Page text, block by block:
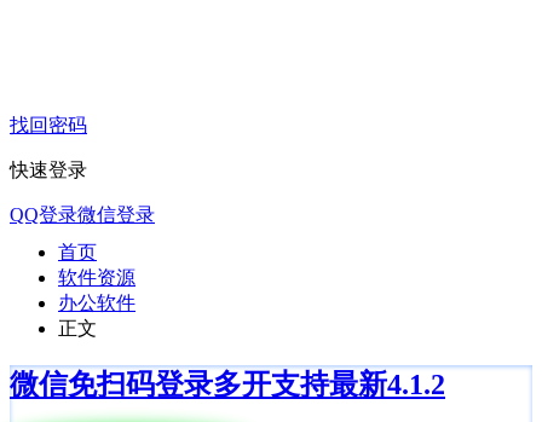
找回密码
快速登录
QQ登录微信登录
首页
软件资源
办公软件
正文
微信免扫码登录多开支持最新4.1.2